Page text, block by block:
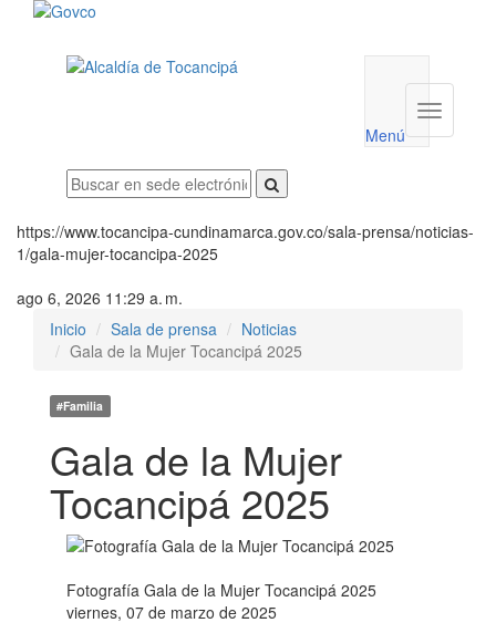
utilidades
Menú
Menú
https://www.tocancipa-cundinamarca.gov.co/sala-prensa/noticias-
1/gala-mujer-tocancipa-2025
ago 6, 2026 11:29 a. m.
Inicio
Sala de prensa
Noticias
Gala de la Mujer Tocancipá 2025
#Familia
Gala de la Mujer
Tocancipá 2025
Fotografía Gala de la Mujer Tocancipá 2025
viernes, 07 de marzo de 2025